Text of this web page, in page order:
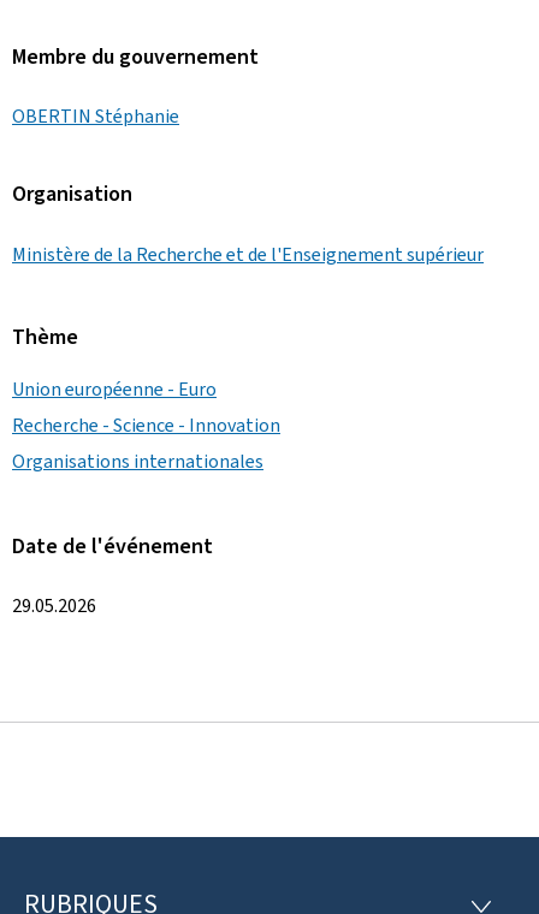
Membre du gouvernement
OBERTIN Stéphanie
Organisation
Ministère de la Recherche et de l'Enseignement supérieur
Thème
Union européenne - Euro
Recherche - Science - Innovation
Organisations internationales
Date de l'événement
29.05.2026
RUBRIQUES R